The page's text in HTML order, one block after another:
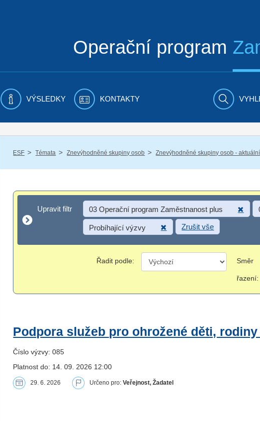
Operační program
VÝSLEDKY KONTAKTY
ESF / Témata / Znevýhodněné skupiny osob / Znevýhodněné skupiny osob -
Upravit filtr
Upravit filtr 03 Operační program Zaměstnanost plus
Probíhající výzvy Zrušit vše
Řadit podle: Směr
řazení:
Podpora služeb pro ohrožené děti,
Číslo výzvy: 085
Platnost do: 14. 09. 2026 12:00
29. 6. 2026 Určeno pro:Veřejnost, Žadatel